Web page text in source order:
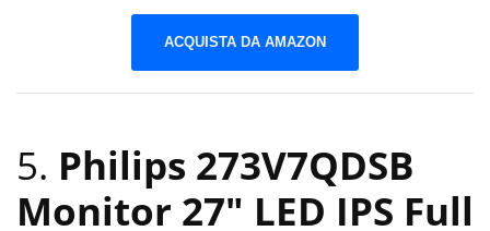
ACQUISTA DA AMAZON
5. Philips 273V7QDSB
Monitor 27″ LED IPS Full